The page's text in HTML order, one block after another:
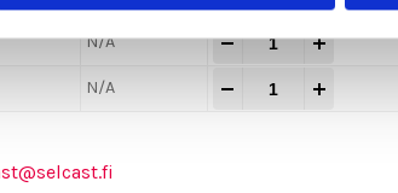
N/A - +
N/A